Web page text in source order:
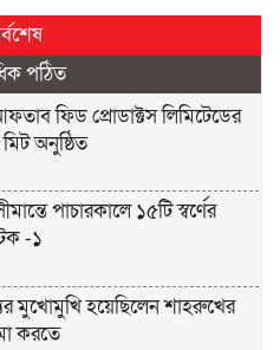
পঠিত
ফিড প্রোডাক্টস লিমিটেডের
অনুষ্ঠিত
পাচারকালে ১৫টি স্বর্ণের
-১
মুখোমুখি হয়েছিলেন শাহরুখের
করতে